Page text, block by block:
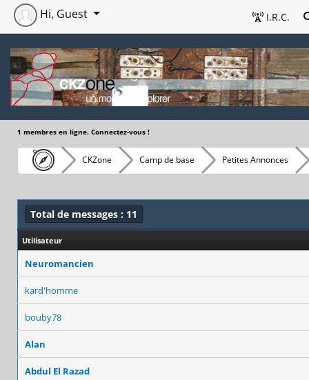
I.R.C.
Hi, Guest
1 membres en ligne. Connectez-vous !
CKZone Camp de base Petites Annonces
Total de messages : 11
Utilisateur
Neuromancien
kard'homme
bouby78
Alan
Abdul El Razad